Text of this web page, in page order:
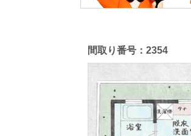
間取り番号：2354